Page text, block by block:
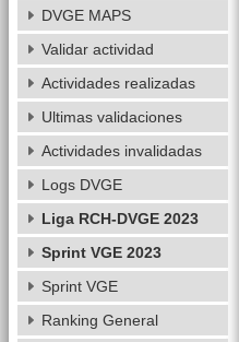
DVGE MAPS
Validar actividad
Actividades realizadas
Ultimas validaciones
Actividades invalidadas
Logs DVGE
Liga RCH-DVGE 2023
Sprint VGE 2023
Sprint VGE
Ranking General